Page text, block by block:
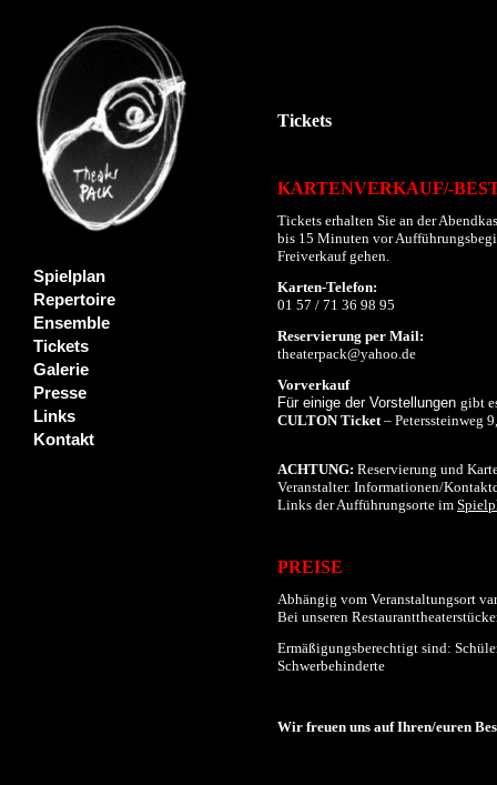
Spielplan
Repertoire
Ensemble
Tickets
Galerie
Presse
Links
Kontakt
Tickets
KARTENVERKAUF/-
Tickets erhalten Sie an der
bis 15 Minuten vor
Freiverkauf gehen.
Karten-Telefon:
01 57 / 71 36 98 95
Reservierung per Mail:
theaterpack@yahoo.de
Vorverkauf
Für einige der Vorstellungen gibt
CULTON Ticket– Peterssteinweg
ACHTUNG: Reservierung und
Veranstalter. Informationen/
Links derAufführungsorte im
PREISE
Abhängig vom Veranstaltungsort
Bei unseren
Ermäßigungsberechtigt sind:
Schwerbehinderte
Wir freuen uns auf Ihren/euren